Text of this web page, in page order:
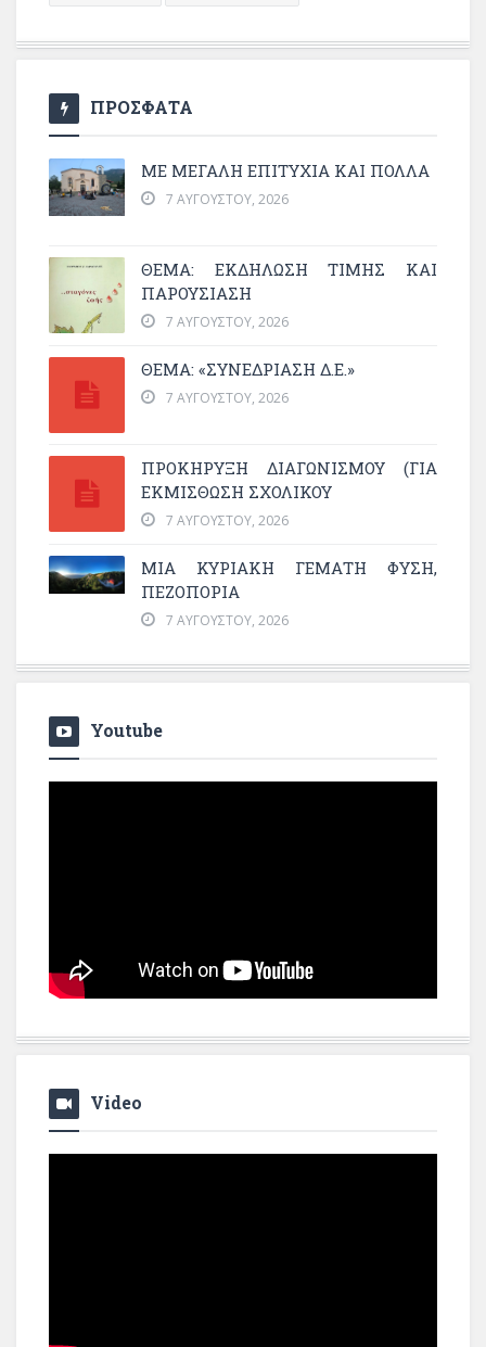
ΠΡΟΣΦΑΤΑ
ΜΕ ΜΕΓΆΛΗ ΕΠΙΤΥΧΊΑ ΚΑΙ ΠΟΛΛΆ
7 ΑΥΓΟΎΣΤΟΥ, 2026
ΘΈΜΑ: ΕΚΔΉΛΩΣΗ ΤΙΜΉΣ ΚΑΙ
ΠΑΡΟΥΣΊΑΣΗ
7 ΑΥΓΟΎΣΤΟΥ, 2026
ΘΕΜΑ: «ΣΥΝΕΔΡΊΑΣΗ Δ.Ε.»
7 ΑΥΓΟΎΣΤΟΥ, 2026
ΠΡΟΚΗΡΥΞΗ ΔΙΑΓΩΝΙΣΜΟΥ (ΓΙΑ
ΕΚΜΊΣΘΩΣΗ ΣΧΟΛΙΚΟΎ
7 ΑΥΓΟΎΣΤΟΥ, 2026
ΜΙΑ ΚΥΡΙΑΚΉ ΓΕΜΆΤΗ ΦΎΣΗ,
ΠΕΖΟΠΟΡΊΑ
7 ΑΥΓΟΎΣΤΟΥ, 2026
Youtube
Video